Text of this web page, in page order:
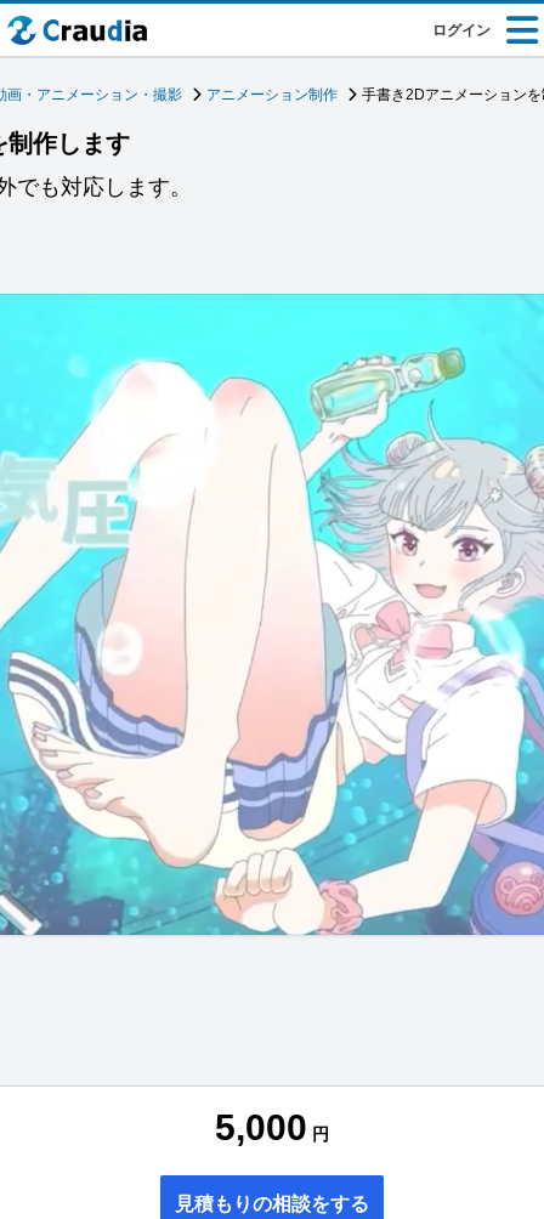
ログイン
画・アニメーション・撮影 アニメーション制作 手書き2Dアニメーション
制作します
でも対応します。
5,000 円
見積もりの相談をする